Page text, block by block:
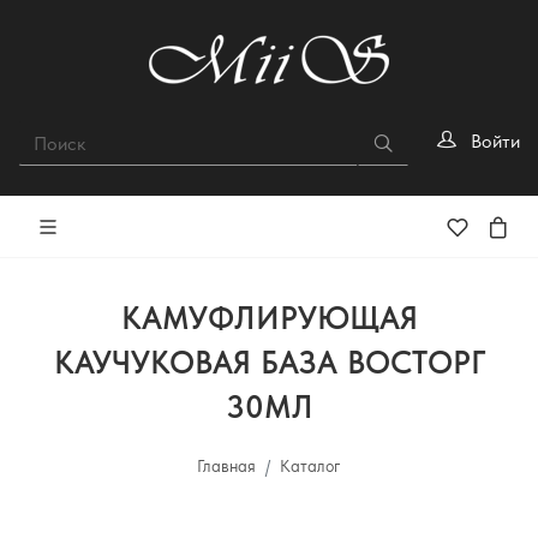
Войти
КАМУФЛИРУЮЩАЯ
КАУЧУКОВАЯ БАЗА ВОСТОРГ
30МЛ
Главная Каталог